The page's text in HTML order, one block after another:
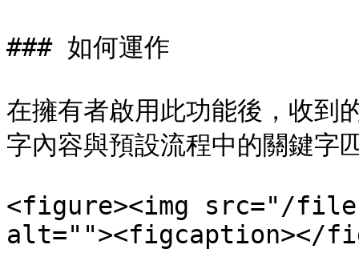
### 如何運作
在擁有者啟用此功能後，收到
字內容與預設流程中的關鍵字
<figure><img src="/files/
alt=""><figcaption></